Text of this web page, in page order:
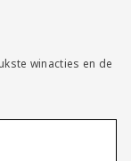
winacties en de